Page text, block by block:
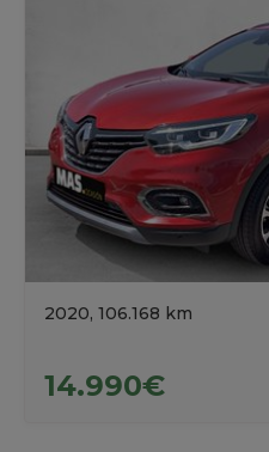
2020, 106.168 km
14.990€